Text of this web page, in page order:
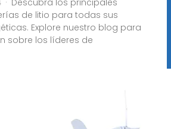
de litio para todas sus
Explore nuestro blog para
sobre los líderes de